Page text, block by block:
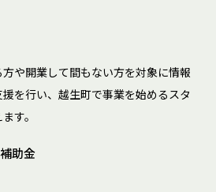
や開業して間もない方を対象に情報
を行い、越生町で事業を始めるスタ
す。
助金